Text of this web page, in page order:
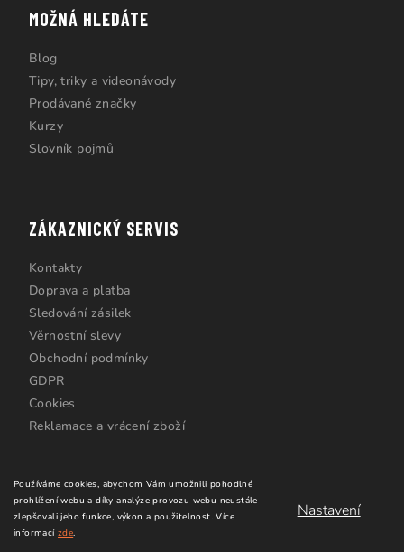
Používáme cookies, abychom Vám umožnili pohodlné
prohlížení webu a díky analýze provozu webu neustále
zlepšovali jeho funkce, výkon a použitelnost.Více
informacízde.
Nastavení
MOŽNÁ HLEDÁTE
Blog
Tipy, triky a videonávody
Prodávané značky
Kurzy
Slovník pojmů
ZÁKAZNICKÝ SERVIS
Kontakty
Doprava a platba
Sledování zásilek
Věrnostní slevy
Obchodní podmínky
GDPR
Cookies
Reklamace a vrácení zboží